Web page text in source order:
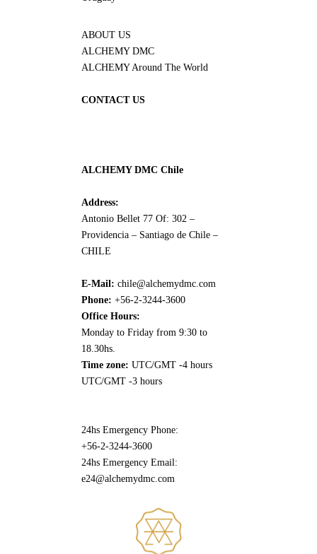
ABOUT US
ALCHEMY DMC
ALCHEMY Around The World
CONTACT US
ALCHEMY DMC Chile
Address:
Antonio Bellet 77 Of: 302 –
Providencia – Santiago de Chile –
CHILE
E-Mail: chile@alchemydmc.com
Phone: +56-2-3244-3600
Office Hours:
Monday to Friday from 9:30 to
18.30hs.
Time zone: UTC/GMT -4 hours
UTC/GMT -3 hours
24hs Emergency Phone:
+56-2-3244-3600
24hs Emergency Email:
e24@alchemydmc.com